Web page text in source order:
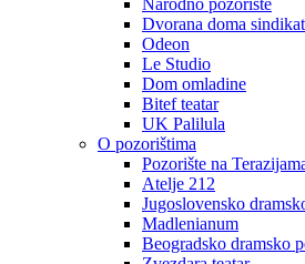
Narodno pozorište
Dvorana doma
Odeon
Le Studio
Dom omladine
Bitef teatar
UK Palilula
O pozorištima
Pozorište na
Atelje 212
Jugoslovensko
Madlenianum
Beogradsko dramsko